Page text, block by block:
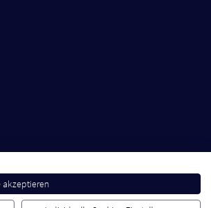
akzeptieren